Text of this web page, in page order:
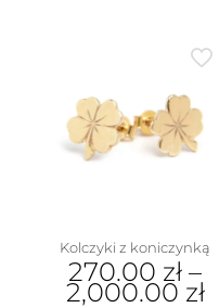
wariantów.
można
wybrać
na
stronie
Kolczyki z koniczynką
270.00 zł –
2,000.00 zł